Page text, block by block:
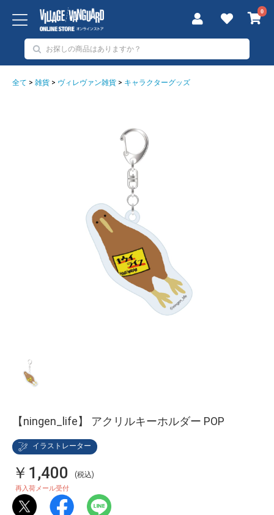
0
全て > 雑貨 > ヴィレヴァン雑貨 > キャラクターグッズ
イラストレーター
【ningen_life】 アクリルキーホルダー POP
￥1,400 (税込)
再入荷メール受付